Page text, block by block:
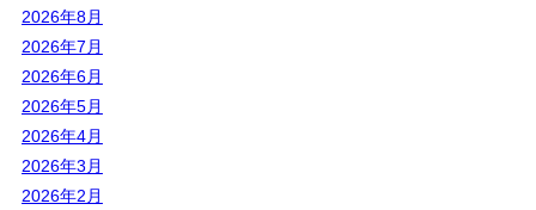
2026年8月
2026年7月
2026年6月
2026年5月
2026年4月
2026年3月
2026年2月